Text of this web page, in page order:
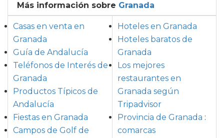
Más información sobre Granada
Casas en venta en
Granada
Guía de Andalucía
Teléfonos de Interés de
Granada
Productos Típicos de
Andalucía
Fiestas en Granada
Campos de Golf de
Hoteles en Granada
Hoteles baratos de
Granada
Los mejores
restaurantes en
Granada según
Tripadvisor
Provincia de Granada :
comarcas